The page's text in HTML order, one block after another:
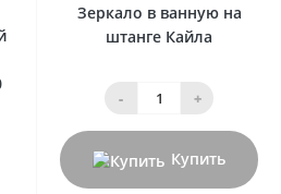
Зеркало в ванную на
штанге Кайла
- +
Купить